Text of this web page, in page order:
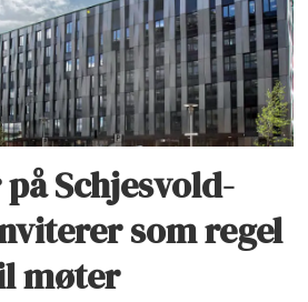
Schjesvold-
som regel
møter